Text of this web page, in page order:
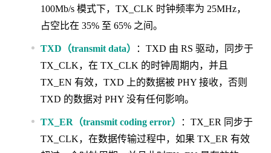
100Mb/s 模式下，TX_CLK 时钟频率为 25MHz，
占空比在 35% 至 65% 之间。
TXD（transmit data）
：TXD 由 RS 驱动，同步于
TX_CLK，在 TX_CLK 的时钟周期内，并且
TX_EN 有效，TXD 上的数据被 PHY 接收，否则
TXD 的数据对 PHY 没有任何影响。
TX_ER（transmit coding error）
：TX_ER 同步于
TX_CLK，在数据传输过程中，如果 TX_ER 有效